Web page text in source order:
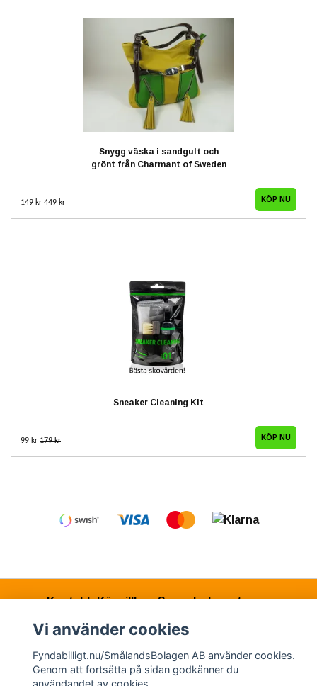
Snygg väska i sandgult och
grönt från Charmant of Sweden
149 kr 449 kr
Sneaker Cleaning Kit
99 kr 179 kr
Kontakt Köpvillkor Samarbetspartners
© Copyright 2026 Fyndabilligt.nu/SmålandsBolagen
Vi använder cookies
Fyndabilligt.nu/SmålandsBolagen AB använder cookies.
Genom att fortsätta på sidan godkänner du
användandet av cookies.